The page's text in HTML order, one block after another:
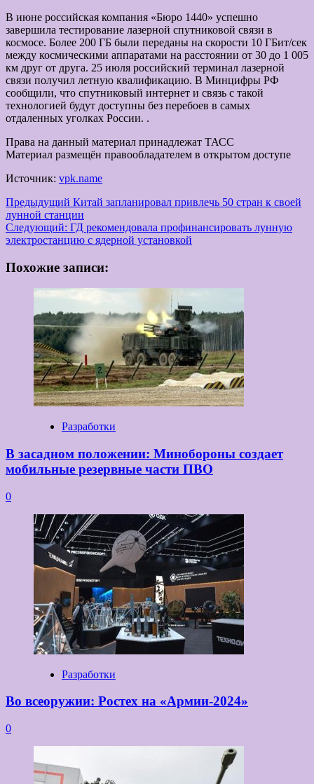
В июне российская компания «Бюро 1440» успешно
завершила тестирование лазерной спутниковой связи в
космосе. Более 200 ГБ были переданы на скорости 10 ГБит/сек
между космическими аппаратами на расстоянии от 30 до 1 005
км друг от друга. 25 июля российский терминал лазерной
связи получил летную квалификацию. В Минцифры РФ
сообщили, что спутниковый интернет и связь с такой
технологией будут доступны без перебоев в самых
отдаленных уголках России. .
Права на данный материал принадлежат ТАСС
Материал размещён правообладателем в открытом доступе
Источник: vpk.name
Навигация
записи
Предыдущий Китай запланировал привлечь 50 стран к своей
лунной станции
Следующий: ГД рекомендовала профинансировать лунную
электростанцию с ядерной установкой
Похожие записи:
Разработки
В засадном положении: Минобороны создает
мобильные резервные части ПВО
0
Разработки
Во всеоружии: Ростех на «Армии-2024»
0